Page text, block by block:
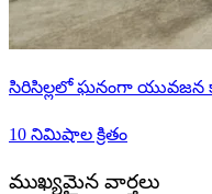
సిరిసిల్లలో ఘనంగా యువజన
10 నిమిషాల క్రితం
ముఖ్యమైన వార్తలు